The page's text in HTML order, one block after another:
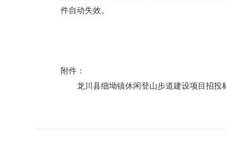
件自动失效。
附件：
龙川县细坳镇休闲登山步道建设项目招投